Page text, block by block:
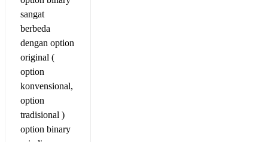
sangat
berbeda
dengan option
original (
option
konvensional,
option
tradisional )
option binary